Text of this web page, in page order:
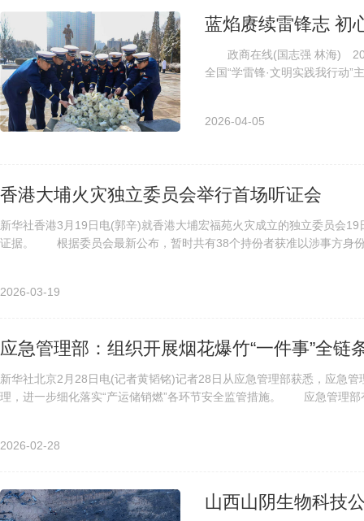
蓝焰赓续雷锋志 初
政商在线(国志强 林海)
全国“学雷锋·文明实践我行动”
2026-04-05
香港大埔火灾独立委员会举行首场听证会
新华社香港3月19日电(郭辛)就香港大埔宏福苑火灾成立的独立委员会
证据。 根据委员会最新公布，暂时共有38个持份者获准以涉事方身
2026-03-19
应急管理部：组织开展烟花爆竹“一件事”全链
新华社北京2月28日电(记者黄韬铭)记者28日从应急管理部获悉，应急
理，进一步细化落实“产运储销燃”各环节安全监管措施。 应急管理部
2026-02-28
山西山阴生物科技